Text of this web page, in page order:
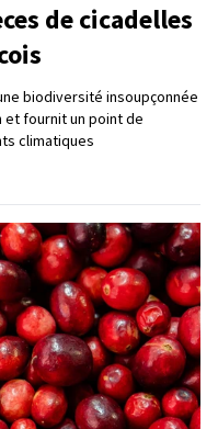
de cicadelles
biodiversité insoupçonnée
et fournit un point de
climatiques